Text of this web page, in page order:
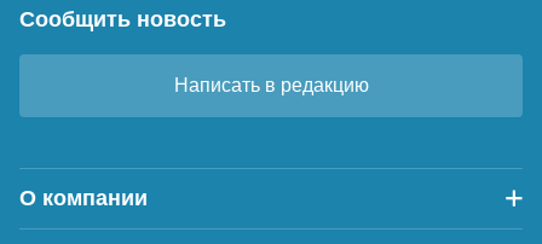
Сообщить новость
Написать в редакцию
О компании